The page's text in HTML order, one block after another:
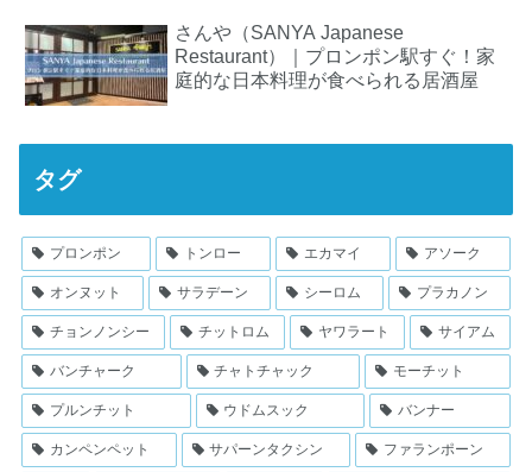
さんや（SANYA Japanese
Restaurant）｜プロンポン駅すぐ！家
庭的な日本料理が食べられる居酒屋
タグ
プロンポン トンロー エカマイ アソーク
オンヌット サラデーン シーロム プラカノン
チョンノンシー チットロム ヤワラート サイアム
バンチャーク チャトチャック モーチット
プルンチット ウドムスック バンナー
カンペンペット サパーンタクシン ファランポーン